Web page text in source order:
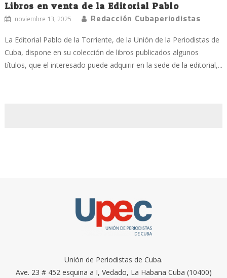
Libros en venta de la Editorial Pablo
noviembre 13, 2025 Redacción Cubaperiodistas
La Editorial Pablo de la Torriente, de la Unión de la Periodistas de
Cuba, dispone en su colección de libros publicados algunos
títulos, que el interesado puede adquirir en la sede de la editorial,...
Unión de Periodistas de Cuba.
Ave. 23 # 452 esquina a I, Vedado, La Habana Cuba (10400)